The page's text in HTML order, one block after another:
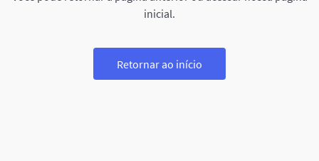
inicial.
Retornar ao início